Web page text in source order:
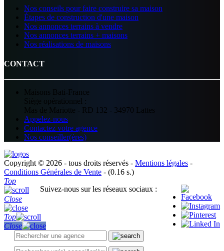
Nos conseils pour faire construire sa maison
Étapes de construction d'une maison
Nos annonces terrains à vendre
Nos annonces terrains + maisons
Nos réalisations de maisons
CONTACT
Maisons Bati-France
Siège opérationnel :
Mas de Mariotte - RD 132 - 34970 Lattes
Appelez-nous
Contactez votre agence
Nos conseiller(ères)
Copyright © 2026 - tous droits réservés - Mentions légales -
Conditions Générales de Vente - (0.16 s.)
Suivez-nous sur les réseaux sociaux :
Top
Close
Top
Close